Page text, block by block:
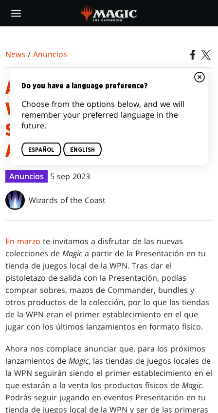
main
News /Anuncios
ACTUALIZACIONES SOBRE LAS
VENTAS DE LAS TIERRAS
SALVAJES DE ELDRAINE Y MÁS
ALLÁ
Anuncios 5 sep 2023
Wizards of the Coast
En marzo te invitamos a disfrutar de las nuevas
colecciones deMagic a partir de la Presentación en tu
tienda de juegos local de la WPN. Tras dar el
pistoletazo de salida con la Presentación, podías
comprar sobres, mazos de Commander, bundles y
otros productos de la colección, por lo que las tiendas
de la WPN eran el primer establecimiento en el que
jugar con los últimos lanzamientos en formato físico.
Ahora nos complace anunciar que, para los próximos
lanzamientos deMagic, las tiendas de juegos locales de
la WPN seguirán siendo el primer establecimiento en el
que estarán a la venta los productos físicos deMagic.
Podrás seguir jugando en eventos Presentación en tu
tienda de juegos local de la WPN y ser de las primeras
Do you have a language preference?
Choose from the options below, and we will
remember your preferred language in the
future.
ESPAÑOL ENGLISH